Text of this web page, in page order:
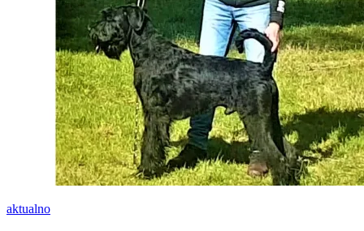
aktualno